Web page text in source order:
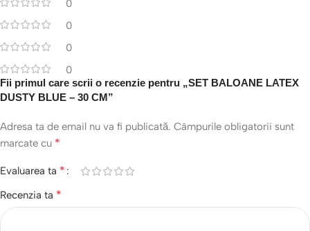
0
0
0
0
Fii primul care scrii o recenzie pentru „SET BALOANE LATEX
DUSTY BLUE – 30 CM”
Adresa ta de email nu va fi publicată. Câmpurile obligatorii sunt
marcate cu *
Evaluarea ta *
Recenzia ta *